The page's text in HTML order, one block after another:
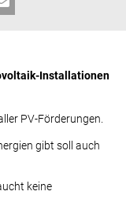
Installationen
PV-Förderungen.
gibt soll auch
keine